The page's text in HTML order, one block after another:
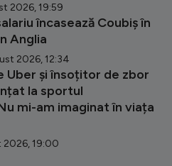
2026, 19:59
încasează Coubiș în
Anglia
2026, 12:34
Uber și însoțitor de zbor
la sportul
mi-am imaginat în viața
2026, 19:00